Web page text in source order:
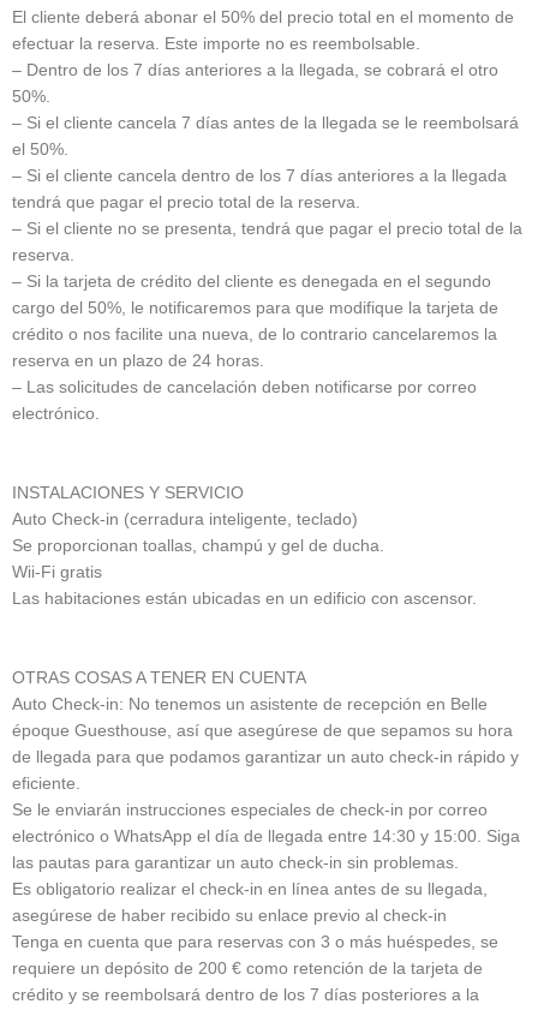
El cliente deberá abonar el 50% del precio total en el momento de
efectuar la reserva. Este importe no es reembolsable.
– Dentro de los 7 días anteriores a la llegada, se cobrará el otro
50%.
– Si el cliente cancela 7 días antes de la llegada se le reembolsará
el 50%.
– Si el cliente cancela dentro de los 7 días anteriores a la llegada
tendrá que pagar el precio total de la reserva.
– Si el cliente no se presenta, tendrá que pagar el precio total de la
reserva.
– Si la tarjeta de crédito del cliente es denegada en el segundo
cargo del 50%, le notificaremos para que modifique la tarjeta de
crédito o nos facilite una nueva, de lo contrario cancelaremos la
reserva en un plazo de 24 horas.
– Las solicitudes de cancelación deben notificarse por correo
electrónico.
INSTALACIONES Y SERVICIO
Auto Check-in (cerradura inteligente, teclado)
Se proporcionan toallas, champú y gel de ducha.
Wii-Fi gratis
Las habitaciones están ubicadas en un edificio con ascensor.
OTRAS COSAS A TENER EN CUENTA
Auto Check-in: No tenemos un asistente de recepción en Belle
époque Guesthouse, así que asegúrese de que sepamos su hora
de llegada para que podamos garantizar un auto check-in rápido y
eficiente.
Se le enviarán instrucciones especiales de check-in por correo
electrónico o WhatsApp el día de llegada entre 14:30 y 15:00. Siga
las pautas para garantizar un auto check-in sin problemas.
Es obligatorio realizar el check-in en línea antes de su llegada,
asegúrese de haber recibido su enlace previo al check-in
Tenga en cuenta que para reservas con 3 o más huéspedes, se
requiere un depósito de 200 € como retención de la tarjeta de
crédito y se reembolsará dentro de los 7 días posteriores a la